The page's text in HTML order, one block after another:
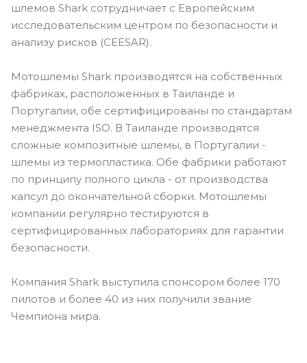
шлемов Shark сотрудничает с Европейским
исследовательским центром по безопасности и
анализу рисков (CEESAR).
Мотошлемы Shark производятся на собственных
фабриках, расположенных в Таиланде и
Португалии, обе сертифицированы по стандартам
менеджмента ISO. В Таиланде производятся
сложные композитные шлемы, в Португалии -
шлемы из термопластика. Обе фабрики работают
по принципу полного цикла - от производства
капсул до окончательной сборки. Мотошлемы
компании регулярно тестируются в
сертифицированных лабораториях для гарантии
безопасности.
Компания Shark выступила спонсором более 170
пилотов и более 40 из них получили звание
Чемпиона мира.